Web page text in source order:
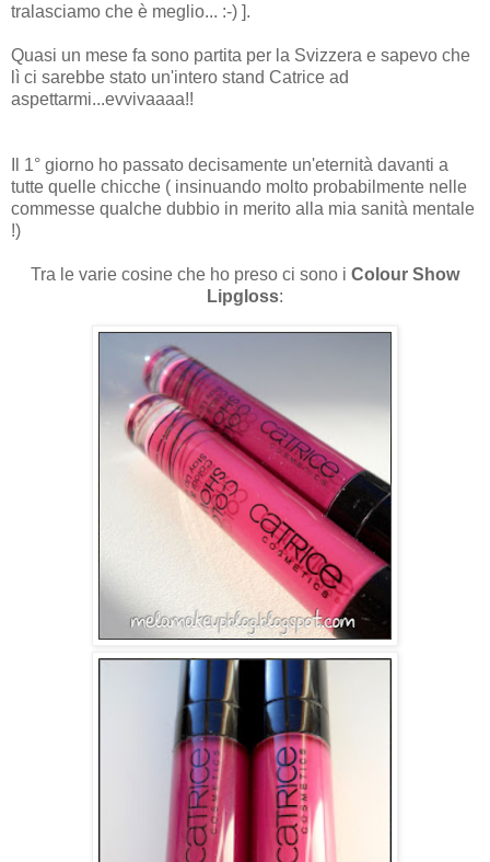
tralasciamo che è meglio... :-) ].
Quasi un mese fa sono partita per la Svizzera e sapevo che
lì ci sarebbe stato un'intero stand Catrice ad
aspettarmi...evvivaaaa!!
1° giorno ho passato decisamente un'eternità davanti a
tutte quelle chicche ( insinuando molto probabilmente nelle
commesse qualche dubbio in merito alla mia sanità mentale
!)
Tra le varie cosine che ho preso ci sono i Colour Show
Lipgloss: